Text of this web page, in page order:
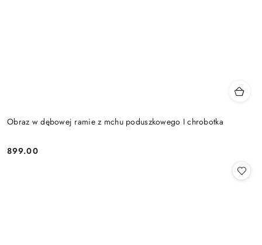
Obraz w dębowej ramie z mchu poduszkowego I chrobotka
Cena:
899.00